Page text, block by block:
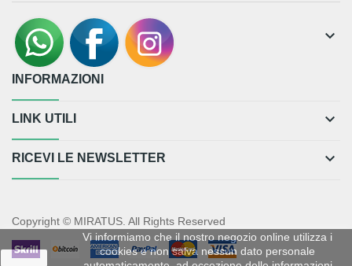
INFORMAZIONI
keyboard_arrow_down
LINK UTILI keyboard_arrow_down
RICEVI LE NEWSLETTER keyboard_arrow_down
Ok
Vi informiamo che il nostro negozio online utilizza i
cookies e non salva nessun dato personale
Copyright © MIRATUS. All Rights Reserved